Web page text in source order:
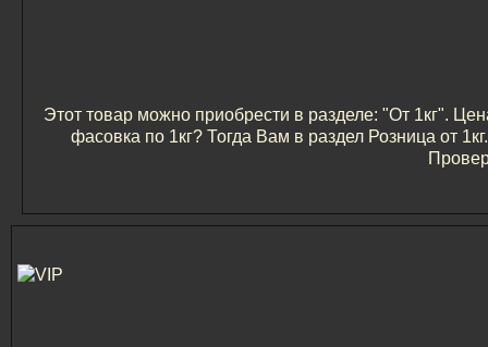
Этот товар можно приобрести в разделе: "От 1кг".
фасовка по 1кг? Тогда Вам в раздел Розница от